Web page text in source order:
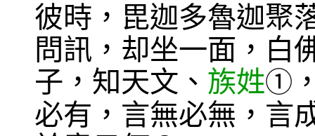
彼時，毘迦多魯迦聚
問訊，却坐一面，白
子，知天文、 族姓①
必有，言無必無，言